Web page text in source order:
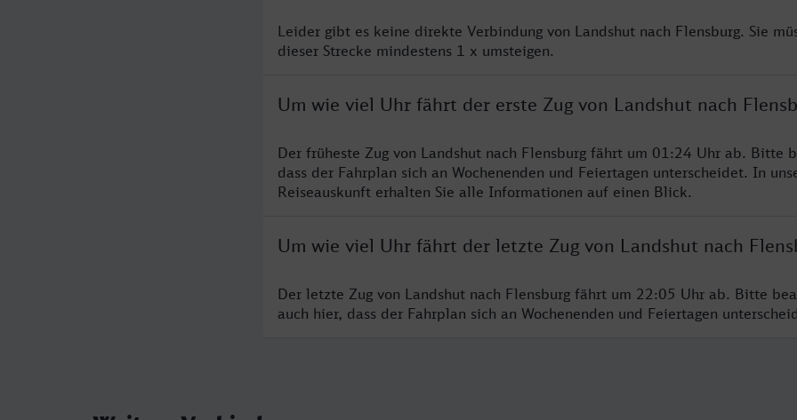
Leider gibt es keine direkte Verbindung von Landshut nach Flensburg. Sie
dieser Strecke mindestens 1 x umsteigen.
Um wie viel Uhr fährt der erste Zug von Landshut nach
Der früheste Zug von Landshut nach Flensburg fährt um 01:24 Uhr ab. Bitte
dass der Fahrplan sich an Wochenenden und Feiertagen unterscheidet. In
Reiseauskunft erhalten Sie alle Informationen auf einen Blick.
Um wie viel Uhr fährt der letzte Zug von Landshut nach
Der letzte Zug von Landshut nach Flensburg fährt um 22:05 Uhr ab. Bitte
auch hier, dass der Fahrplan sich an Wochenenden und Feiertagen